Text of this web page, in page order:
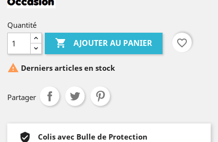
Quantité
 AJOUTER AU PANIER favorite_border
 Derniers articles en stock
Partager
Colis avec Bulle de Protection